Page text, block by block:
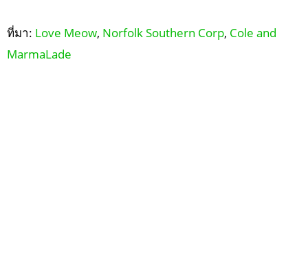
ที่มา: Love Meow, Norfolk Southern Corp, Cole and
MarmaLade